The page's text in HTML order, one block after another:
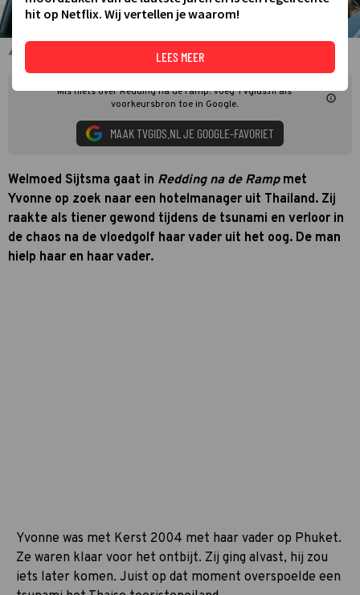
Welmoed Sijtsma met Yvonne voor Redding na de Ramp
Mis niets over Redding na de ramp. Voeg TVgids.nl als
voorkeursbron toe in Google.
MAAK TVGIDS.NL JE GOOGLE-FAVORIET
Welmoed Sijtsma gaat in Redding na de Rampmet
Yvonne op zoek naar een hotelmanager uit Thailand. Zij
raakte als tiener gewond tijdens de tsunami en verloor in
de chaos na de vloedgolf haar vader uit het oog. De man
hielp haar en haar vader.
Yvonne was met Kerst 2004 met haar vader op Phuket.
Ze waren klaar voor het ontbijt. Zij ging alvast, hij zou
iets later komen. Juist op dat moment overspoelde een
hit op Netflix. Wij vertellen je waarom!
LEES MEER